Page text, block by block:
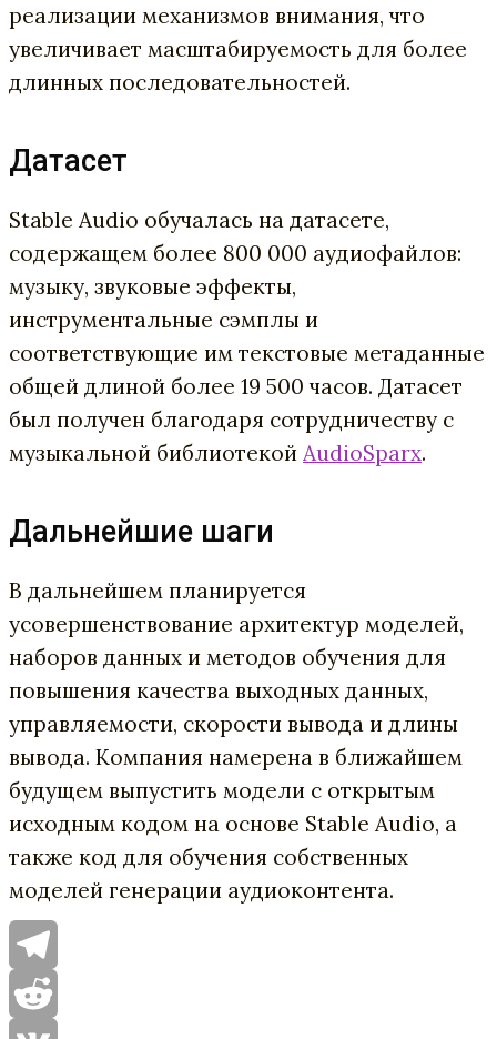
реализации механизмов внимания, что
увеличивает масштабируемость для более
длинных последовательностей.
Датасет
Stable Audio обучалась на датасете,
содержащем более 800 000 аудиофайлов:
музыку, звуковые эффекты,
инструментальные сэмплы и
соответствующие им текстовые метаданные
общей длиной более 19 500 часов. Датасет
был получен благодаря сотрудничеству с
музыкальной библиотекой AudioSparx.
Дальнейшие шаги
В дальнейшем планируется
усовершенствование архитектур моделей,
наборов данных и методов обучения для
повышения качества выходных данных,
управляемости, скорости вывода и длины
вывода. Компания намерена в ближайшем
будущем выпустить модели с открытым
исходным кодом на основе Stable Audio, а
также код для обучения собственных
моделей генерации аудиоконтента.
Telegram